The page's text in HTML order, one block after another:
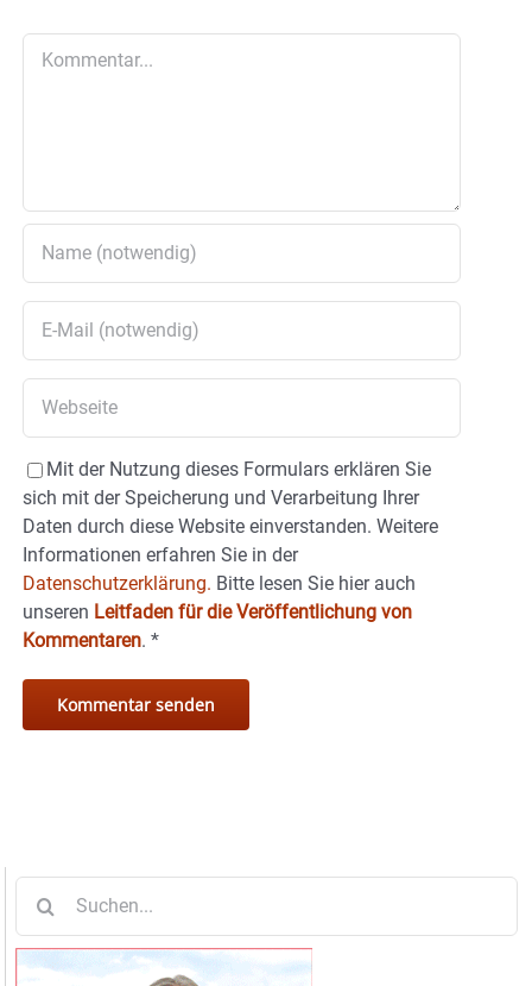
Mit der Nutzung dieses Formulars erklären Sie
sich mit der Speicherung und Verarbeitung Ihrer
Daten durch diese Website einverstanden. Weitere
Informationen erfahren Sie in der
Datenschutzerklärung. Bitte lesen Sie hier auch
unseren Leitfaden für die Veröffentlichung von
Kommentaren. *
nach: